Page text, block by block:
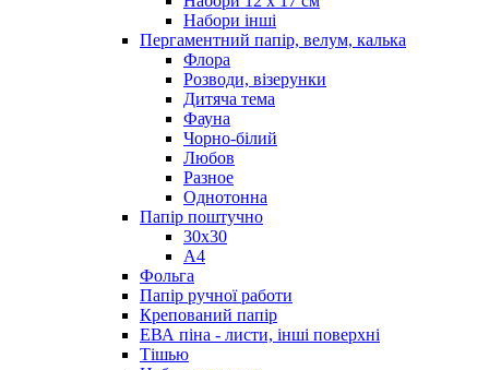
Набори інші
Пергаментний папір, велум, калька
Флора
Розводи, візерунки
Дитяча тема
Фауна
Чорно-білий
Любов
Разное
Однотонна
Папір поштучно
30х30
А4
Фольга
Папір ручної работи
Крепований папір
ЕВА піна - листи, інші поверхні
Тішью